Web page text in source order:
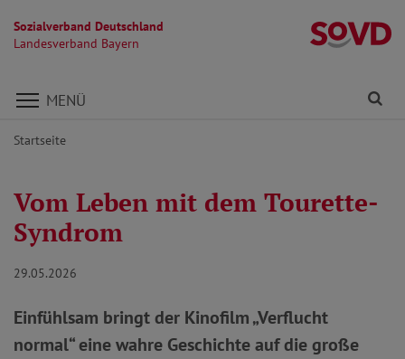
Sozialverband Deutschland
Landesverband Bayern
Direkt zu den Inhalten springen
MENÜ
Startseite
Vom Leben mit dem Tourette-
Syndrom
29.05.2026
Einfühlsam bringt der Kinofilm „Verflucht
normal“ eine wahre Geschichte auf die große